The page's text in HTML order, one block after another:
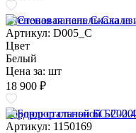
Стеновая панель Скала
Артикул: D005_C
Цвет
Белый
Цена за: шт
18 900 ₽
Бордюр стальной БС-
Артикул: 1150169